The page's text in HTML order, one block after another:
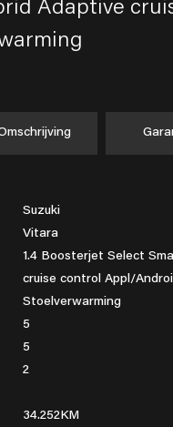
Adaptive
Suzuki
Vitara
1.4 Boosterjet Select
cruise control Appl/
Stoelverwarming
5
5
2
34.252KM